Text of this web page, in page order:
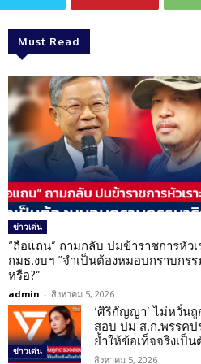
Must Read
ข่าวเด่น
“ถือแถน” ถามกลับ ปมข้าราชการหัวเ
กมธ.งบฯ “จำเป็นต้องหมอบกราบกร
หรือ?”
admin - สิงหาคม 5, 2026
ข่าวเด่น
‘ศิริกัญญา’ ไม่หวั่นถู
สอบ ปม ส.ก.พรรคป
ย้ำให้ข้อเท็จจริงเป็
สิงหาคม 5, 2026